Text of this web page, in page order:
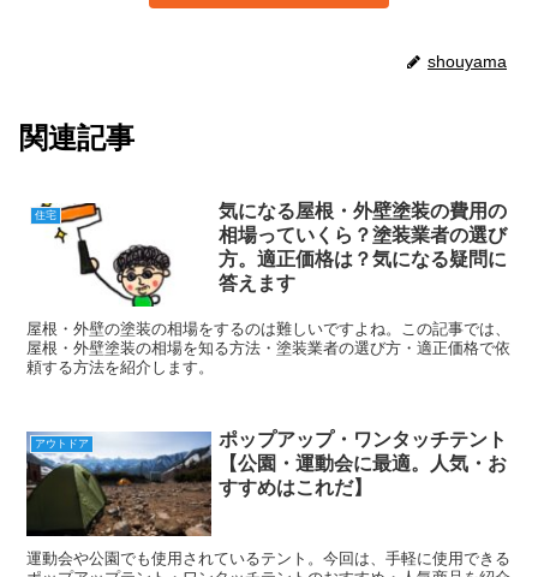
shouyama
関連記事
住宅
気になる屋根・外壁塗装の費用の
相場っていくら？塗装業者の選び
方。適正価格は？気になる疑問に
答えます
屋根・外壁の塗装の相場をするのは難しいですよね。この記事では、
屋根・外壁塗装の相場を知る方法・塗装業者の選び方・適正価格で依
頼する方法を紹介します。
アウトドア
ポップアップ・ワンタッチテント
【公園・運動会に最適。人気・お
すすめはこれだ】
運動会や公園でも使用されているテント。今回は、手軽に使用できる